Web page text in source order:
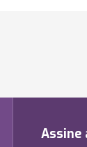
Assine